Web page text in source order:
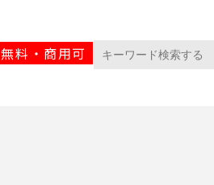
無料・商用可